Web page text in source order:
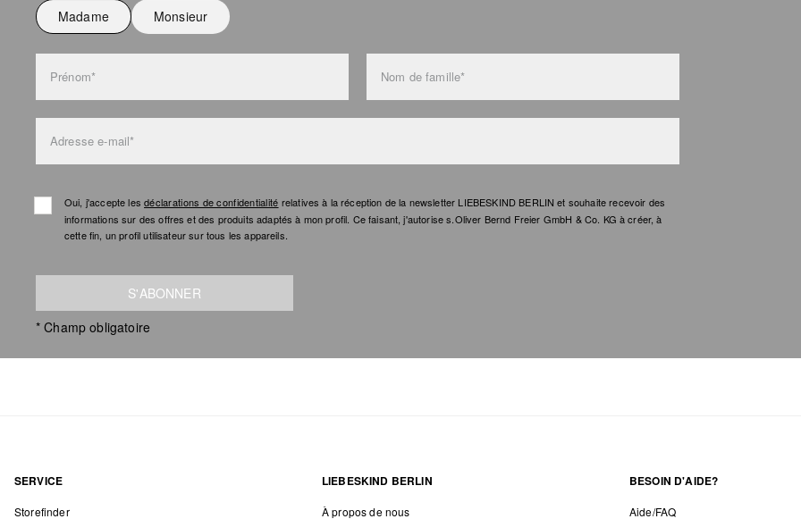
Madame Monsieur
Prénom* Nom de famille*
Adresse e-mail*
Oui, j'accepte lesdéclarations de confidentialité relatives à la réception de la newsletter LIEBESKIND BERLIN et souhaite recevoir des
informations sur des offres et des produits adaptés à mon profil. Ce faisant, j'autorise s.Oliver Bernd Freier GmbH & Co. KG à créer, à
cette fin, un profil utilisateur sur tous les appareils.
S'ABONNER
* Champ obligatoire
SERVICE
Storefinder
LIEBESKIND BERLIN
À propos de nous
BESOIN D'AIDE?
Aide/FAQ